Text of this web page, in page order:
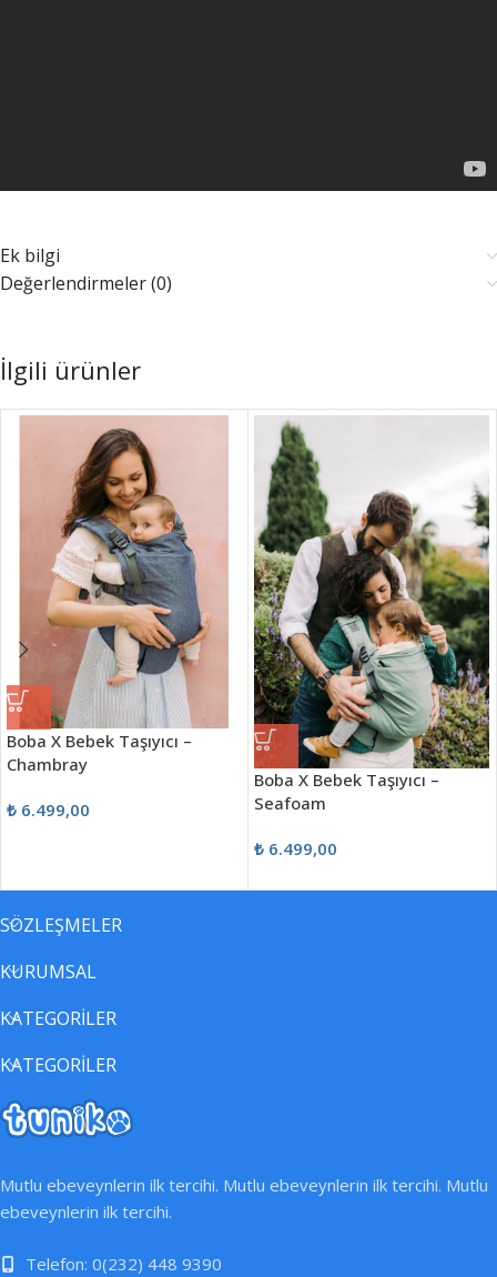
Ek bilgi
Değerlendirmeler (0)
İlgili ürünler
Boba X Bebek Taşıyıcı –
Chambray
₺ 6.499,00
Boba X Bebek Taşıyıcı –
Seafoam
₺ 6.499,00
SÖZLEŞMELER
KURUMSAL
KATEGORİLER
KATEGORİLER
Mutlu ebeveynlerin ilk tercihi. Mutlu ebeveynlerin ilk tercihi. Mutlu
ebeveynlerin ilk tercihi.
Telefon: 0(232) 448 9390